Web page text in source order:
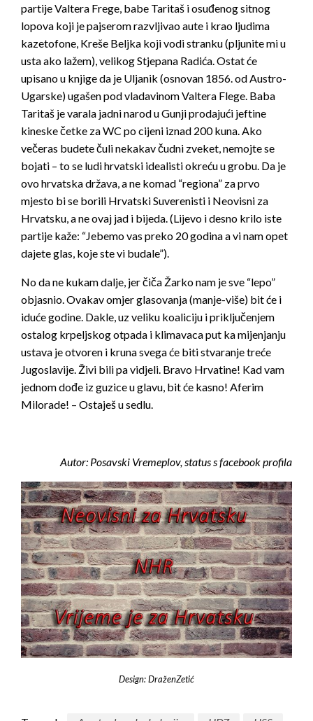
partije Valtera Frege, babe Taritaš i osuđenog sitnog
lopova koji je pajserom razvljivao aute i krao ljudima
kazetofone, Kreše Beljka koji vodi stranku (pljunite mi u
usta ako lažem), velikog Stjepana Radića. Ostat će
upisano u knjige da je Uljanik (osnovan 1856. od Austro-
Ugarske) ugašen pod vladavinom Valtera Flege. Baba
Taritaš je varala jadni narod u Gunji prodajući jeftine
kineske četke za WC po cijeni iznad 200 kuna. Ako
večeras budete čuli nekakav čudni zveket, nemojte se
bojati – to se ludi hrvatski idealisti okreću u grobu. Da je
ovo hrvatska država, a ne komad “regiona” za prvo
mjesto bi se borili Hrvatski Suverenisti i Neovisni za
Hrvatsku, a ne ovaj jad i bijeda. (Lijevo i desno krilo iste
partije kaže: “Jebemo vas preko 20 godina a vi nam opet
dajete glas, koje ste vi budale”).
No da ne kukam dalje, jer čiča Žarko nam je sve “lepo”
objasnio. Ovakav omjer glasovanja (manje-više) bit će i
iduće godine. Dakle, uz veliku koaliciju i priključenjem
ostalog krpeljskog otpada i klimavaca put ka mijenjanju
ustava je otvoren i kruna svega će biti stvaranje treće
Jugoslavije. Živi bili pa vidjeli. Bravo Hrvatine! Kad vam
jednom dođe iz guzice u glavu, bit će kasno! Aferim
Milorade! – Ostaješ u sedlu.
Autor: Posavski Vremeplov, status s facebook profila
Design: DraženZetić